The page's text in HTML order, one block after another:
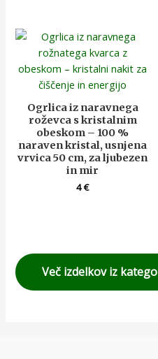
Ogrlica iz naravnega
roževca s kristalnim
obeskom – 100 %
naraven kristal, usnjena
vrvica 50 cm, za ljubezen
in mir
4€
Več izdelkov iz